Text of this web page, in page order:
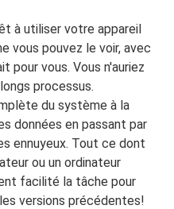
à utiliser votre appareil
vous pouvez le voir, avec
pour vous. Vous n'auriez
processus.
du système à la
données en passant par
ennuyeux. Tout ce dont
ou un ordinateur
facilité la tâche pour
versions précédentes!